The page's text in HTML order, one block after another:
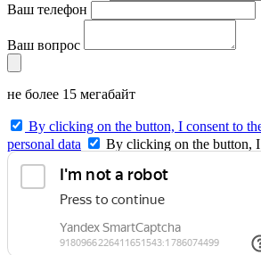
Ваш телефон
Ваш вопрос
не более 15 мегабайт
By clicking on the button, I consent to
personal data
By clicking on the button, I
agreement